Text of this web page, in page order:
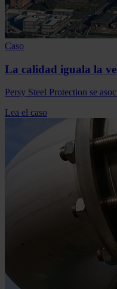
Caso
La calidad iguala la
Persy Steel Protection se
Lea el caso